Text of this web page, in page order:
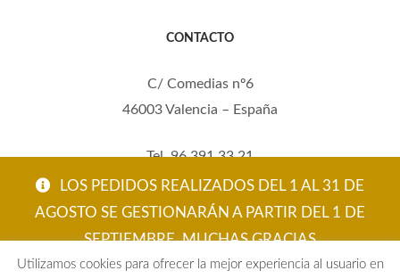
LOS PEDIDOS REALIZADOS DEL 1 AL 31 DE
AGOSTO SE GESTIONARÁN A PARTIR DEL 1 DE
SEPTIEMBRE. MUCHAS GRACIAS
ACEPTAR
CONTACTO
C/ Comedias nº6
46003 Valencia – España
Tel. 96 391 33 21
Mov. 620 123 461
carola@eltallerdecarola.com
Utilizamos cookies para ofrecer la mejor experiencia al usuario en